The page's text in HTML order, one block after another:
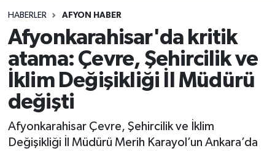
HABERLER AFYON HABER
Afyonkarahisar'da kritik
atama: Çevre, Şehircilik ve
İklim Değişikliği İl Müdürü
değişti
Afyonkarahisar Çevre, Şehircilik ve İklim
Değişikliği İl Müdürü Merih Karayol’un Ankara’da
Eğitim
Sağlık
Teknoloji
Kültür - Sanat
Tüm Manşetler
Son Dakika Haberleri
Haber Arşivi